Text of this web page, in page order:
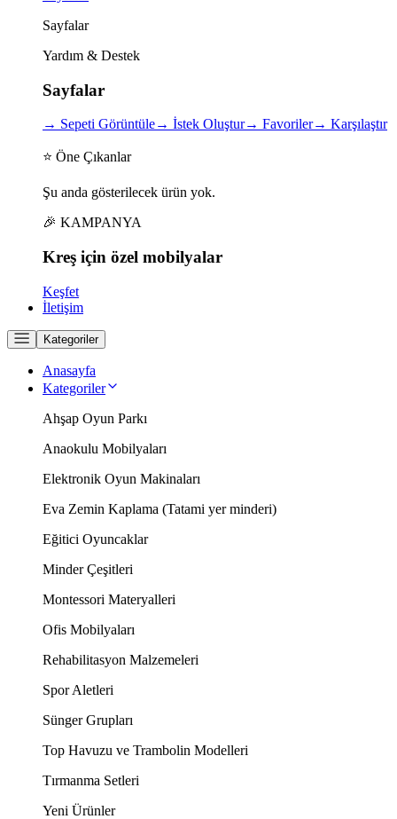
Sayfalar
Yardım & Destek
Sayfalar
→ Sepeti Görüntüle→ İstek Oluştur→ Favoriler→ Karşılaştır
⭐ Öne Çıkanlar
Şu anda gösterilecek ürün yok.
🎉 KAMPANYA
Kreş için özel mobilyalar
Keşfet
İletişim
Kategoriler
Anasayfa
Kategoriler
Ahşap Oyun Parkı
Anaokulu Mobilyaları
Elektronik Oyun Makinaları
Eva Zemin Kaplama (Tatami yer minderi)
Eğitici Oyuncaklar
Minder Çeşitleri
Montessori Materyalleri
Ofis Mobilyaları
Rehabilitasyon Malzemeleri
Spor Aletleri
Sünger Grupları
Top Havuzu ve Trambolin Modelleri
Tırmanma Setleri
Yeni Ürünler